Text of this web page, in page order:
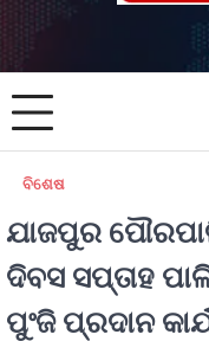
ବିଶେଷ
ଯାଜପୁର
ଦିବସ ସପ୍ତାହ
ପୁଂଜି ପ୍ରଦାନ